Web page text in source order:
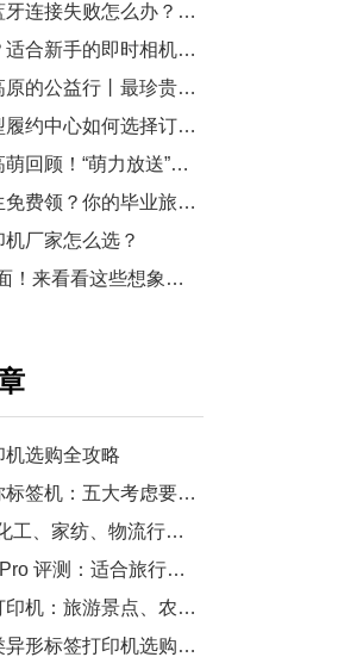
小票打印机蓝牙连接失败怎么办？从配对到断连7步排查
怕浪费相纸？适合新手的即时相机推荐
穿梭在雪域高原的公益行丨最珍贵的“礼物”，是让孩子看见远方
前置仓和微型履约中心如何选择订单小票打印机？
喵汪生日会高萌回顾！“萌力放送”请查收~
拍立得毕业生免费领？你的毕业旅行照，也有机会上「三影堂」影展了！
厂家怎么选？
世界也有AB面！来看看这些想象力拉满的拍立得作品~
选购全攻略
如何选择迷你标签机：五大考虑要点！
汉印Delta：化工、家纺、物流行业的宽幅标签打印推荐选择
汉印 MT620 Pro 评测：适合旅行、学习和移动办公的无墨便携打印机
便携式票据打印机：旅游景点、农贸市场灵活打印方案
礼品、珠宝类异形标签打印机选购指南